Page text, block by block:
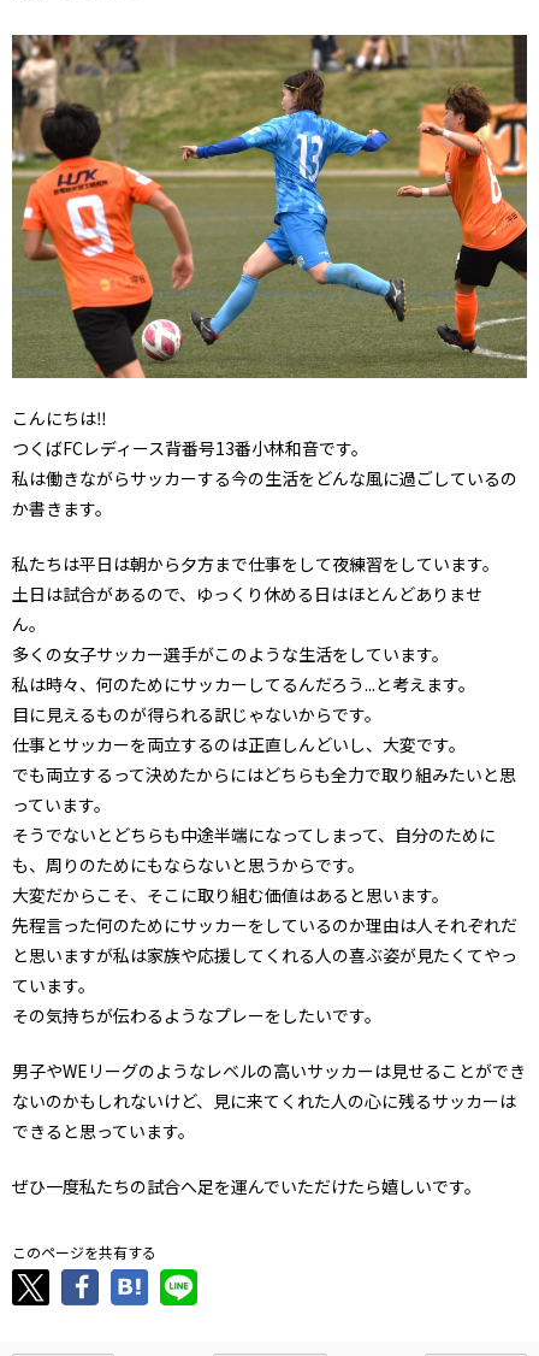
こんにちは‼️
つくばFCレディース背番号13番小林和音です。
私は働きながらサッカーする今の生活をどんな風に過ごしているの
か書きます。
私たちは平日は朝から夕方まで仕事をして夜練習をしています。
土日は試合があるので、ゆっくり休める日はほとんどありませ
ん。
多くの女子サッカー選手がこのような生活をしています。
私は時々、何のためにサッカーしてるんだろう...と考えます。
目に見えるものが得られる訳じゃないからです。
仕事とサッカーを両立するのは正直しんどいし、大変です。
でも両立するって決めたからにはどちらも全力で取り組みたいと思
っています。
そうでないとどちらも中途半端になってしまって、自分のために
も、周りのためにもならないと思うからです。
大変だからこそ、そこに取り組む価値はあると思います。
先程言った何のためにサッカーをしているのか理由は人それぞれだ
と思いますが私は家族や応援してくれる人の喜ぶ姿が見たくてやっ
ています。
その気持ちが伝わるようなプレーをしたいです。
男子やWEリーグのようなレベルの高いサッカーは見せることができ
ないのかもしれないけど、見に来てくれた人の心に残るサッカーは
できると思っています。
ぜひ一度私たちの試合へ足を運んでいただけたら嬉しいです。
このページを共有する